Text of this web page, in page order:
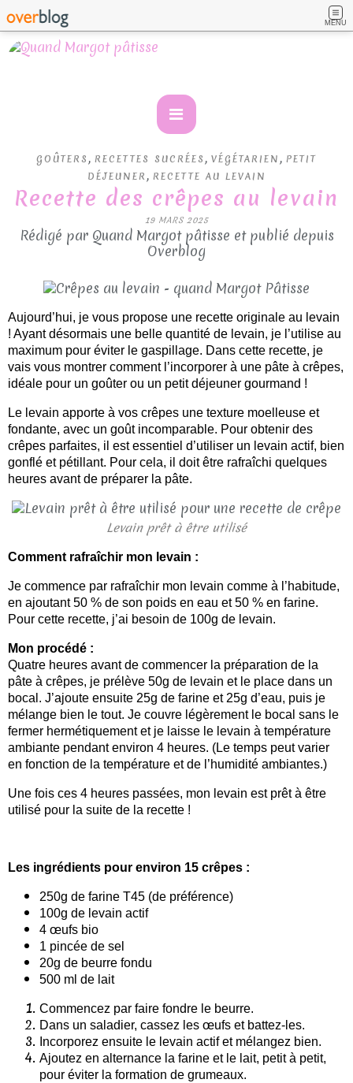
MENU
GOÛTERS , RECETTES SUCRÉES , VÉGÉTARIEN , PETIT
DÉJEUNER , RECETTE AU LEVAIN
Recette des crêpes au levain
19 MARS 2025
Rédigé par Quand Margot pâtisse et publié depuis
Overblog
Aujourd’hui, je vous propose une recette originale au levain
! Ayant désormais une belle quantité de levain, je l’utilise au
maximum pour éviter le gaspillage. Dans cette recette, je
vais vous montrer comment l’incorporer à une pâte à crêpes,
idéale pour un goûter ou un petit déjeuner gourmand !
Le levain apporte à vos crêpes une texture moelleuse et
fondante, avec un goût incomparable. Pour obtenir des
crêpes parfaites, il est essentiel d’utiliser un levain actif, bien
gonflé et pétillant. Pour cela, il doit être rafraîchi quelques
heures avant de préparer la pâte.
Levain prêt à être utilisé
Comment rafraîchir mon levain :
Je commence par rafraîchir mon levain comme à l’habitude,
en ajoutant 50 % de son poids en eau et 50 % en farine.
Pour cette recette, j’ai besoin de 100g de levain.
Mon procédé :
Quatre heures avant de commencer la préparation de la
pâte à crêpes, je prélève 50g de levain et le place dans un
bocal. J’ajoute ensuite 25g de farine et 25g d’eau, puis je
mélange bien le tout. Je couvre légèrement le bocal sans le
fermer hermétiquement et je laisse le levain à température
ambiante pendant environ 4 heures. (Le temps peut varier
en fonction de la température et de l’humidité ambiantes.)
Une fois ces 4 heures passées, mon levain est prêt à être
utilisé pour la suite de la recette !
Les ingrédients pour environ 15 crêpes :
250g de farine T45 (de préférence)
100g de levain actif
4 œufs bio
1 pincée de sel
20g de beurre fondu
500 ml de lait
Commencez par faire fondre le beurre.
Dans un saladier, cassez les œufs et battez-les.
Incorporez ensuite le levain actif et mélangez bien.
Ajoutez en alternance la farine et le lait, petit à petit,
pour éviter la formation de grumeaux.